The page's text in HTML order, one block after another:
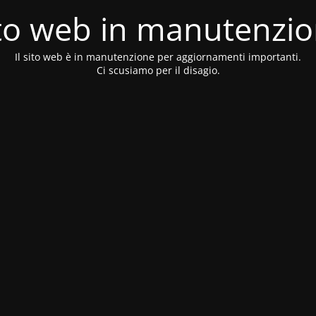
web in
Il sito web è in manutenzione per aggiornamenti importanti.
Ci scusiamo per il disagio.